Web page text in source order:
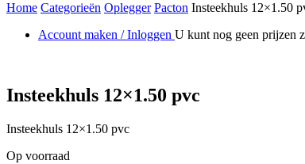
Home Categorieën Oplegger Pacton Insteekhuls 12×1.50
Account maken / Inloggen U kunt nog geen prijzen
Insteekhuls 12×1.50 pvc
Insteekhuls 12×1.50 pvc
Op voorraad